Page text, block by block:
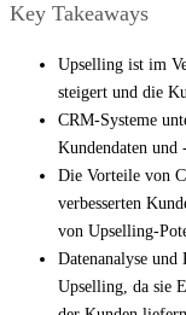
Key Takeaways
Upselling ist im
steigert und die
CRM-Systeme
Kundendaten und
Die Vorteile von
verbesserten
von Upselling-
Datenanalyse
Upselling, da sie